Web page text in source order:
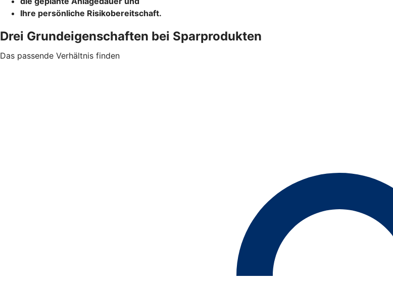
Ihre persönliche Risikobereitschaft.
Drei Grundeigenschaften bei Sparprodukten
Das passende Verhältnis finden